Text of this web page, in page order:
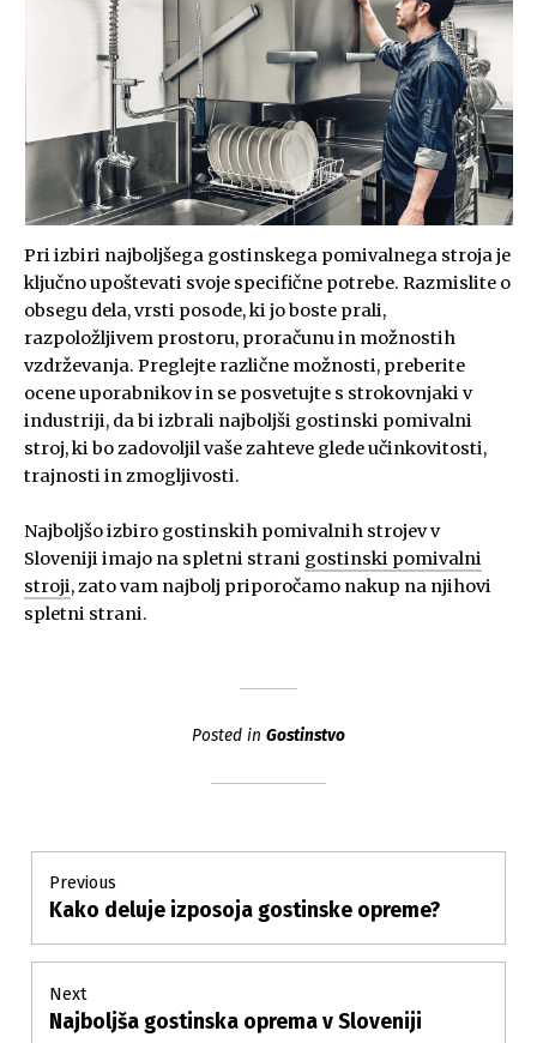
Pri izbiri najboljšega gostinskega pomivalnega stroja je
ključno upoštevati svoje specifične potrebe. Razmislite o
obsegu dela, vrsti posode, ki jo boste prali,
razpoložljivem prostoru, proračunu in možnostih
vzdrževanja. Preglejte različne možnosti, preberite
ocene uporabnikov in se posvetujte s strokovnjaki v
industriji, da bi izbrali najboljši gostinski pomivalni
stroj, ki bo zadovoljil vaše zahteve glede učinkovitosti,
trajnosti in zmogljivosti.
Najboljšo izbiro gostinskih pomivalnih strojev v
Sloveniji imajo na spletni strani gostinski pomivalni
stroji, zato vam najbolj priporočamo nakup na njihovi
spletni strani.
Posted in Gostinstvo
Post
navigation
Previous
Previous
Kako deluje izposoja gostinske opreme?
Next
Next
Najboljša gostinska oprema v Sloveniji